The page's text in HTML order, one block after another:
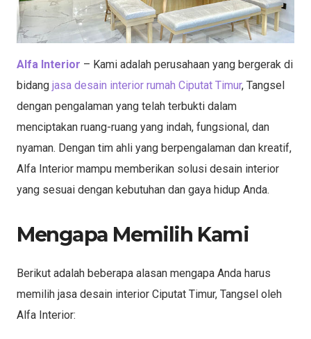
Alfa Interior – Kami adalah perusahaan yang bergerak di
bidang jasa desain interior rumah Ciputat Timur, Tangsel
dengan pengalaman yang telah terbukti dalam
menciptakan ruang-ruang yang indah, fungsional, dan
nyaman. Dengan tim ahli yang berpengalaman dan kreatif,
Alfa Interior mampu memberikan solusi desain interior
yang sesuai dengan kebutuhan dan gaya hidup Anda.
Mengapa Memilih Kami
Berikut adalah beberapa alasan mengapa Anda harus
memilih jasa desain interior Ciputat Timur, Tangsel oleh
Alfa Interior: